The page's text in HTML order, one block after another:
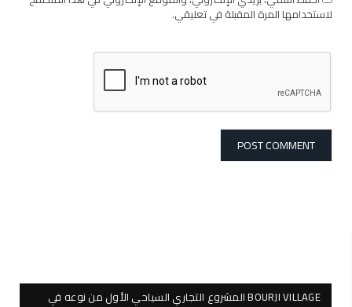
لاستخدامها المرة المقبلة في تعليقي.
BOURJI VILLAGE المشروع التجاري السياحي الأول من نوعه في